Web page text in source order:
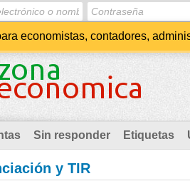
economistas, contadores,
Sin responder Etiquetas
y TIR